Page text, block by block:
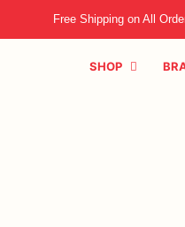
Free Shipping on All
SHOP